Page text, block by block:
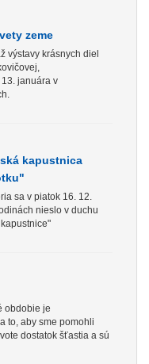
zeme
výstavy krásnych diel
januára v
kapustnica
sa v piatok 16. 12.
nieslo v duchu
obdobie je
to, aby sme pomohli
dostatok šťastia a sú